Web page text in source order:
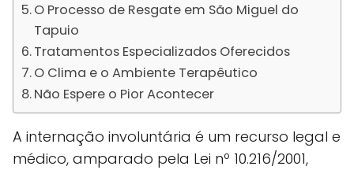
O Processo de Resgate em São Miguel do
Tapuio
Tratamentos Especializados Oferecidos
O Clima e o Ambiente Terapêutico
Não Espere o Pior Acontecer
A internação involuntária é um recurso legal e
médico, amparado pela Lei nº 10.216/2001,